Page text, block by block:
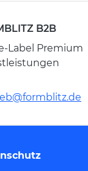
B2B
Label Premium